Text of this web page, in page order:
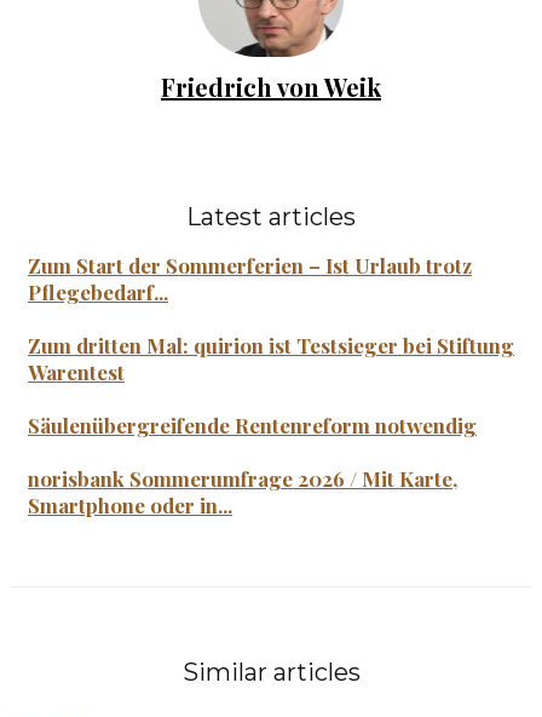
Friedrich von Weik
Latest articles
Zum Start der Sommerferien – Ist Urlaub trotz
Pflegebedarf...
Zum dritten Mal: quirion ist Testsieger bei Stiftung
Warentest
Säulenübergreifende Rentenreform notwendig
norisbank Sommerumfrage 2026 / Mit Karte,
Smartphone oder in...
Similar articles